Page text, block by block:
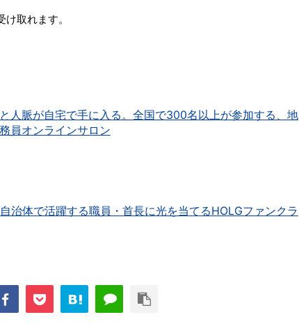
取れます。
人脈が自宅で手に入る。全国で300名以上が参加する、地
員オンラインサロン
治体で活躍する職員・首長に光を当てるHOLGファンクラ